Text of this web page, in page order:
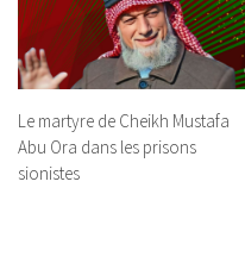
Le martyre de Cheikh Mustafa
Abu Ora dans les prisons
sionistes